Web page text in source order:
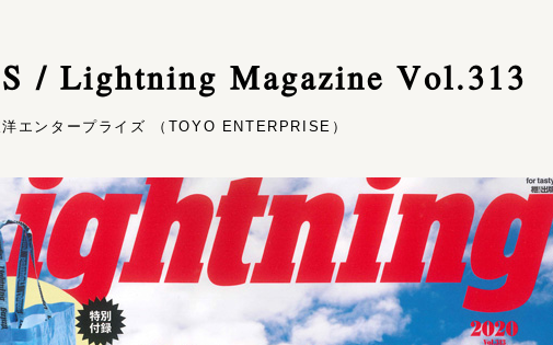
/ Lightning Magazine Vol.313
エンタープライズ （TOYO ENTERPRISE）